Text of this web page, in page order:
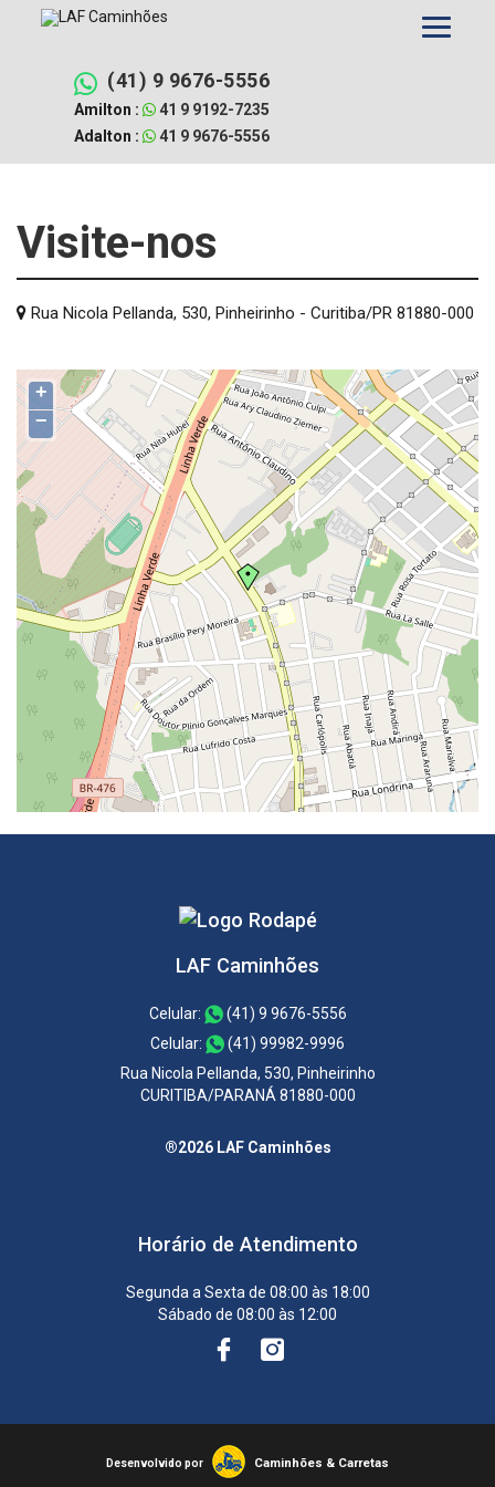
(41) 9 9676-5556
Amilton :
41 9 9192-7235
Adalton :
41 9 9676-5556
Visite-nos
Rua Nicola Pellanda, 530, Pinheirinho - Curitiba/PR 81880-000
+
−
LAF Caminhões
Celular:
(41) 9 9676-5556
Celular:
(41) 99982-9996
Rua Nicola Pellanda, 530, Pinheirinho
CURITIBA/PARANÁ 81880-000
®2026 LAF Caminhões
Horário de Atendimento
Segunda a Sexta de 08:00 às 18:00
Sábado de 08:00 às 12:00
Desenvolvido por Caminhões & Carretas